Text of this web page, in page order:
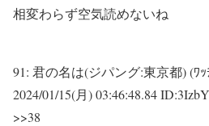
相変わらず空気読めないね
91: 君の名は(ジパング:東京都) (ﾜｯ
2024/01/15(月) 03:46:48.84
>>38